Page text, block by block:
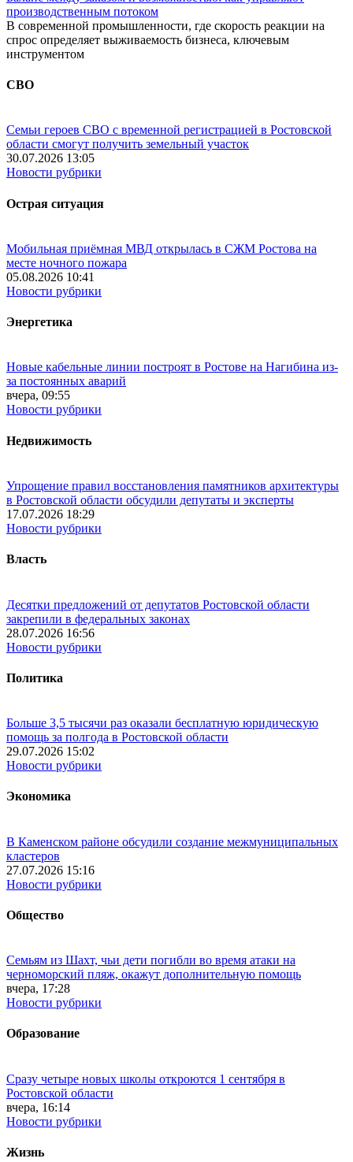
производственным потоком
В современной промышленности, где скорость реакции на
спрос определяет выживаемость бизнеса, ключевым
инструментом
СВО
Семьи героев СВО с временной регистрацией в Ростовской
области смогут получить земельный участок
30.07.2026 13:05
Новости рубрики
Острая ситуация
Мобильная приёмная МВД открылась в СЖМ Ростова на
месте ночного пожара
05.08.2026 10:41
Новости рубрики
Энергетика
Новые кабельные линии построят в Ростове на Нагибина из-
за постоянных аварий
вчера, 09:55
Новости рубрики
Недвижимость
Упрощение правил восстановления памятников архитектуры
в Ростовской области обсудили депутаты и эксперты
17.07.2026 18:29
Новости рубрики
Власть
Десятки предложений от депутатов Ростовской области
закрепили в федеральных законах
28.07.2026 16:56
Новости рубрики
Политика
Больше 3,5 тысячи раз оказали бесплатную юридическую
помощь за полгода в Ростовской области
29.07.2026 15:02
Новости рубрики
Экономика
В Каменском районе обсудили создание межмуниципальных
кластеров
27.07.2026 15:16
Новости рубрики
Общество
Семьям из Шахт, чьи дети погибли во время атаки на
черноморский пляж, окажут дополнительную помощь
вчера, 17:28
Новости рубрики
Образование
Сразу четыре новых школы откроются 1 сентября в
Ростовской области
вчера, 16:14
Новости рубрики
Жизнь